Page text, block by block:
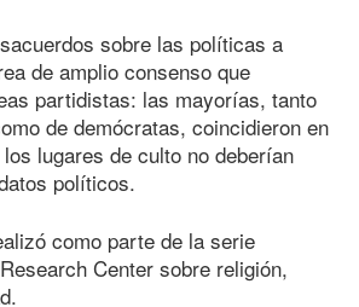
sobre las políticas a
de amplio consenso que
partidistas: las mayorías, tanto
de demócratas, coincidieron en
lugares de culto no deberían
políticos.
como parte de la serie
Center sobre religión,